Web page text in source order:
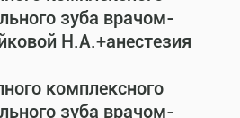
зуба врачом-
Н.А.+анестезия
комплексного
зуба врачом-